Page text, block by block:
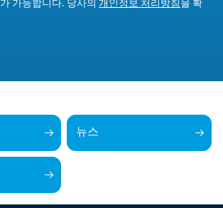
가 가능합니다. 당사의 개인정보 처리방침 을 확
뉴스